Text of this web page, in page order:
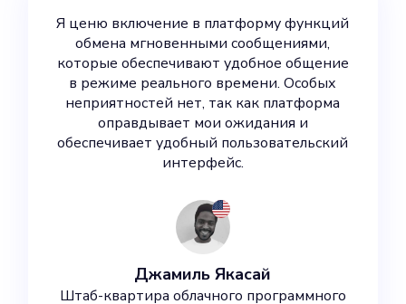
Я ценю включение в платформу функций
обмена мгновенными сообщениями,
которые обеспечивают удобное общение
в режиме реального времени. Особых
неприятностей нет, так как платформа
оправдывает мои ожидания и
обеспечивает удобный пользовательский
интерфейс.
Джамиль Якасай
Штаб-квартира облачного программного